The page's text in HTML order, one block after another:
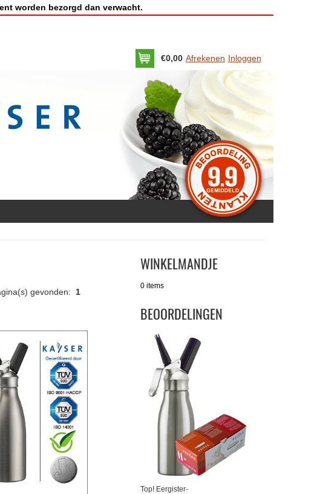
worden bezorgd dan verwacht.
€0,00 Afrekenen Inloggen
gevonden: 1
WINKELMANDJE
0 items
BEOORDELINGEN
Top! Eergister-